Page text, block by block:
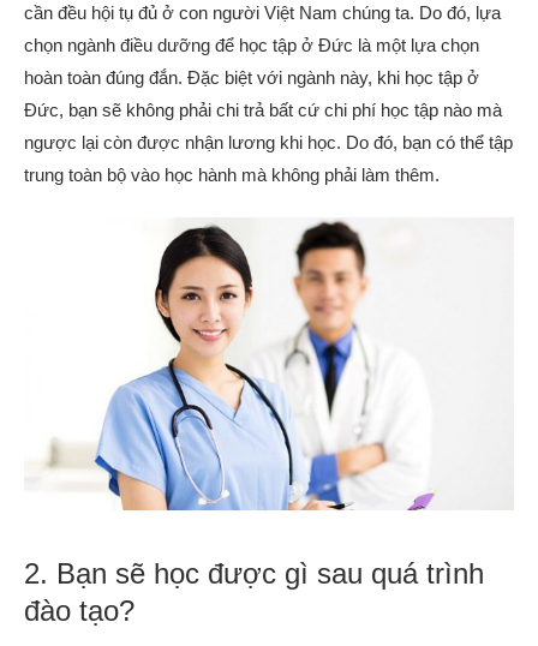
cần đều hội tụ đủ ở con người Việt Nam chúng ta. Do đó, lựa
chọn ngành điều dưỡng để học tập ở Đức là một lựa chọn
hoàn toàn đúng đắn. Đặc biệt với ngành này, khi học tập ở
Đức, bạn sẽ không phải chi trả bất cứ chi phí học tập nào mà
ngược lại còn được nhận lương khi học. Do đó, bạn có thể tập
trung toàn bộ vào học hành mà không phải làm thêm.
2. Bạn sẽ học được gì sau quá trình
đào tạo?